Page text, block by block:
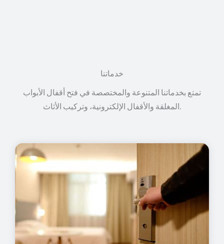
خدماتنا
تمتع بخدماتنا المتنوعة والمختصصة في فتح أقفال الأبواب